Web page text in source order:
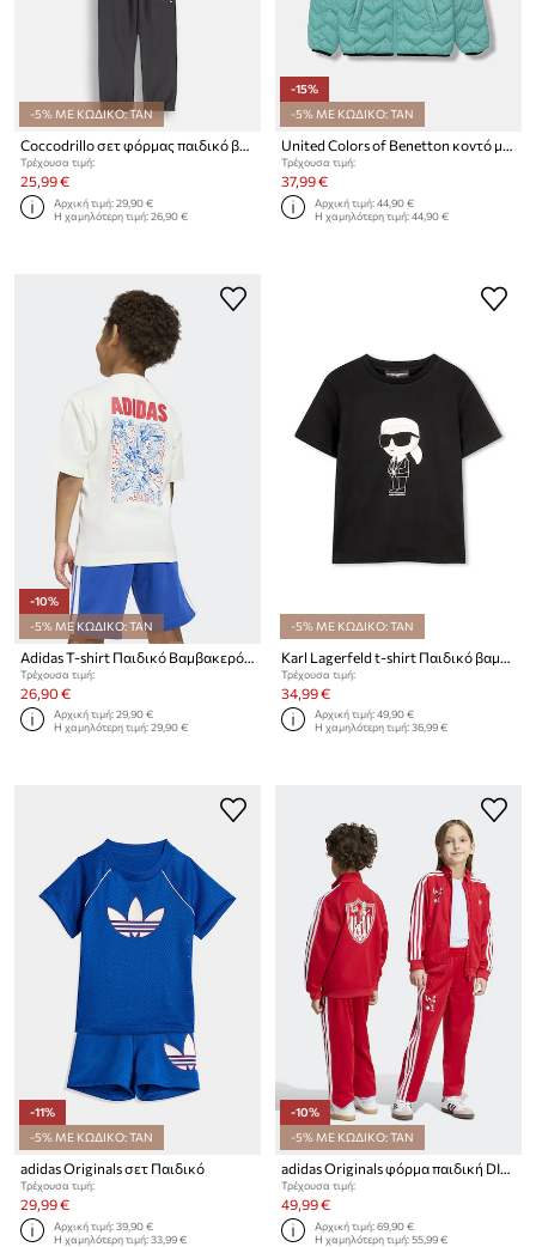
-5% ΜΕ ΚΩΔΙΚΟ: TAN
Coccodrillo σετ φόρμας παιδικό βαμβακερό
Τρέχουσα τιμή:
25,99 €
Αρχική τιμή:29,90 €
Η χαμηλότερη τιμή:26,90 €
-15%
-5% ΜΕ ΚΩΔΙΚΟ: TAN
United Colors of Benetton κοντό μπουφάν παιδικό
Τρέχουσα τιμή:
37,99 €
Αρχική τιμή:44,90 €
Η χαμηλότερη τιμή:44,90 €
-10%
-5% ΜΕ ΚΩΔΙΚΟ: TAN
Τρέχουσα τιμή:
26,90 €
Αρχική τιμή:29,90 €
Η χαμηλότερη τιμή:29,90 €
-5% ΜΕ ΚΩΔΙΚΟ: TAN
Τρέχουσα τιμή:
34,99 €
Αρχική τιμή:49,90 €
Η χαμηλότερη τιμή:36,99 €
-11%
-5% ΜΕ ΚΩΔΙΚΟ: TAN
adidas Originals σετ Παιδικό
Τρέχουσα τιμή:
29,99 €
Αρχική τιμή:39,90 €
Η χαμηλότερη τιμή:33,99 €
-10%
-5% ΜΕ ΚΩΔΙΚΟ: TAN
adidas Originals φόρμα παιδική DISNEY
Τρέχουσα τιμή:
49,99 €
Αρχική τιμή:69,90 €
Η χαμηλότερη τιμή:55,99 €